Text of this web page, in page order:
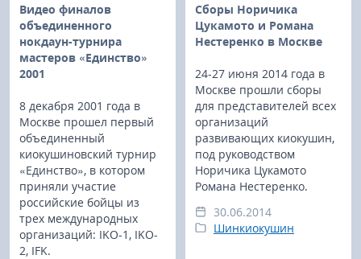
Видео финалов
объединенного
нокдаун-турнира
мастеров «Единство»
2001
8 декабря 2001 года в
Москве прошел первый
объединенный
киокушиновский турнир
«Единство», в котором
приняли участие
российские бойцы из
трех международных
организаций: IKO-1, IKO-
2, IFK.
Сборы Норичика
Цукамото и Романа
Нестеренко в Москве
24-27 июня 2014 года в
Москве прошли сборы
для представителей всех
организаций
развивающих киокушин,
под руководством
Норичика Цукамото
Романа Нестеренко.
30.06.2014
Шинкиокушин